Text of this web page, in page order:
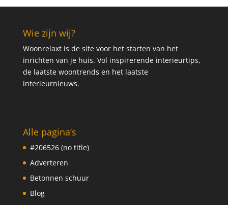
Wie zijn wij?
Woonrelaxt is de site voor het starten van het
inrichten van je huis. Vol inspirerende interieurtips,
de laatste woontrends en het laatste
interieurnieuws.
Alle pagina’s
#206526 (no title)
Adverteren
Betonnen schuur
Blog